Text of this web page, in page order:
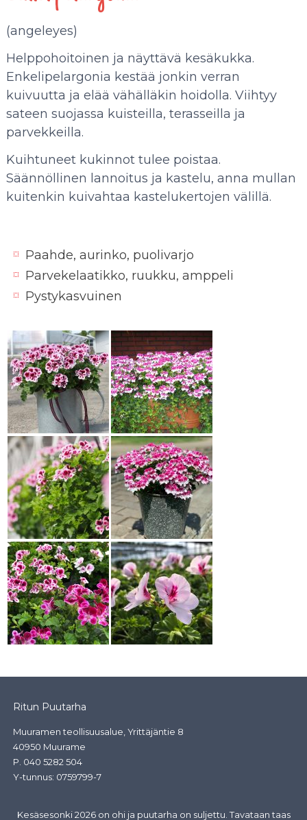
(angeleyes)
Helppohoitoinen ja näyttävä kesäkukka.
Enkelipelargonia kestää jonkin verran
kuivuutta ja elää vähälläkin hoidolla. Viihtyy
sateen suojassa kuisteilla, terasseilla ja
parvekkeilla.
Kuihtuneet kukinnot tulee poistaa.
Säännöllinen lannoitus ja kastelu, anna mullan
kuitenkin kuivahtaa kastelukertojen välillä.
Paahde, aurinko, puolivarjo
Parvekelaatikko, ruukku, amppeli
Pystykasvuinen
Ritun Puutarha
Muuramen teollisuusalue, Yrittäjäntie 8
40950 Muurame
P. 040 5282 504
Y-tunnus: 0759799-7
Kesäsesonki 2026 on ohi ja puutarha on suljettu. Tavataan taas